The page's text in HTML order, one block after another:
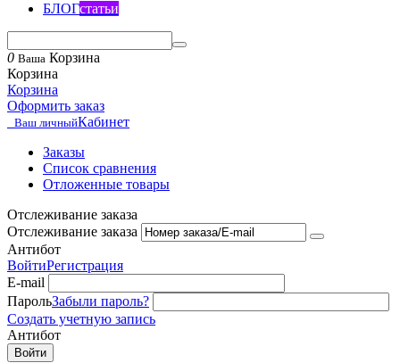
БЛОГстатьи
0 Ваша Корзина
Корзина
Корзина
Оформить заказ
Ваш личныйКабинет
Заказы
Список сравнения
Отложенные товары
Отслеживание заказа
Отслеживание заказа
Антибот
ВойтиРегистрация
E-mail
ПарольЗабыли пароль?
Создать учетную запись
Антибот
Войти